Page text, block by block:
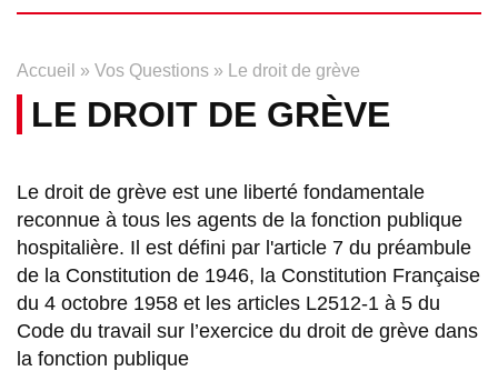
Accueil » Vos Questions » Le droit de grève
LE DROIT DE GRÈVE
Le droit de grève est une liberté fondamentale
reconnue à tous les agents de la fonction publique
hospitalière. Il est défini par l'article 7 du préambule
de la Constitution de 1946, la Constitution Française
du 4 octobre 1958 et les articles L2512-1 à 5 du
Code du travail sur l’exercice du droit de grève dans
la fonction publique